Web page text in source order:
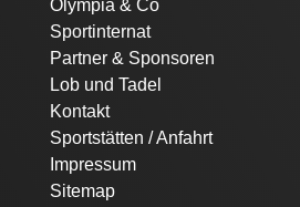
Olympia & Co
Sportinternat
Partner & Sponsoren
Lob und Tadel
Kontakt
Sportstätten / Anfahrt
Impressum
Sitemap